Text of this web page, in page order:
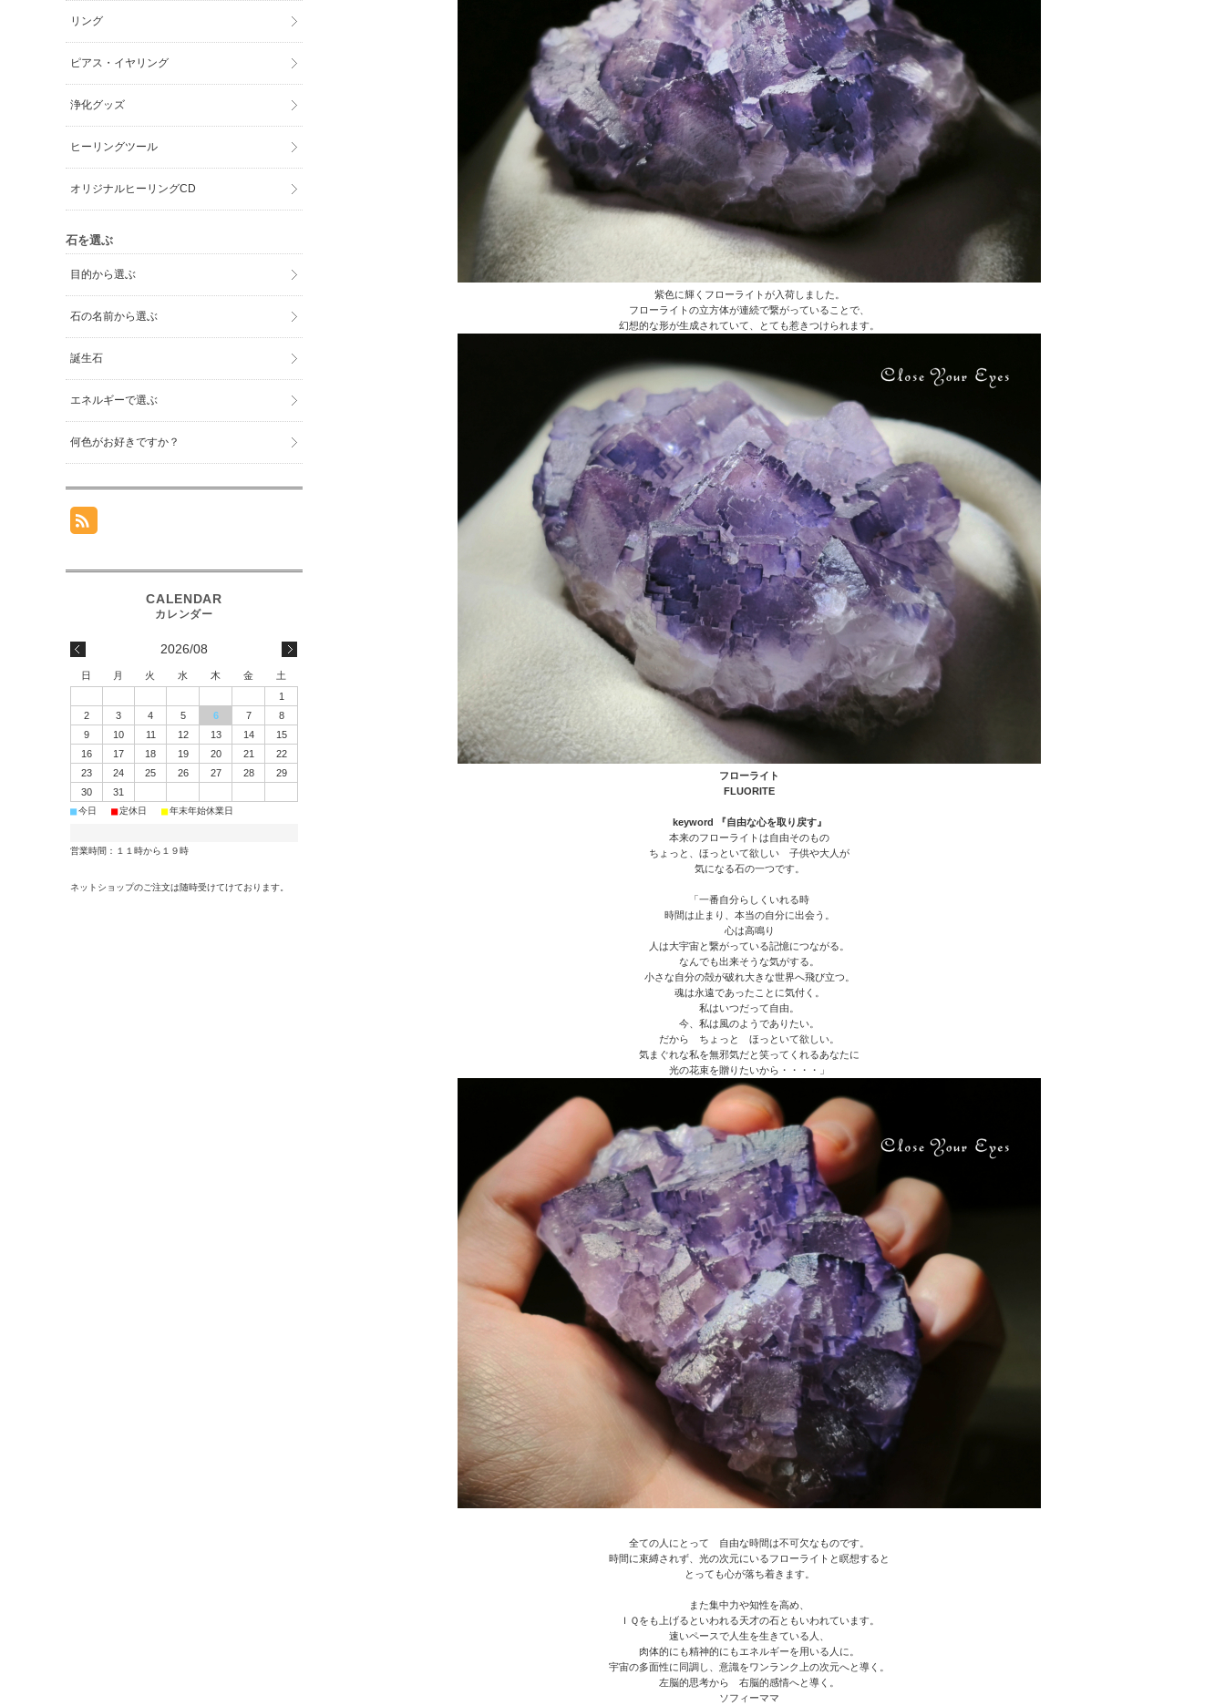
紫色に輝くフローライトが入荷しました。
フローライトの立方体が連続で繋がっていることで、
幻想的な形が生成されていて、とても惹きつけられます。
フローライト
FLUORITE
keyword 『自由な心を取り戻す』
本来のフローライトは自由そのもの
ちょっと、ほっといて欲しい 子供や大人が
気になる石の一つです。
「一番自分らしくいれる時
時間は止まり、本当の自分に出会う。
心は高鳴り
人は大宇宙と繋がっている記憶につながる。
なんでも出来そうな気がする。
小さな自分の殻が破れ大きな世界へ飛び立つ。
魂は永遠であったことに気付く。
私はいつだって自由。
今、私は風のようでありたい。
だから ちょっと ほっといて欲しい。
気まぐれな私を無邪気だと笑ってくれるあなたに
光の花束を贈りたいから・・・・」
全ての人にとって 自由な時間は不可欠なものです。
時間に束縛されず、光の次元にいるフローライトと瞑想すると
とっても心が落ち着きます。
また集中力や知性を高め、
ＩＱをも上げるといわれる天才の石ともいわれています。
速いペースで人生を生きている人、
肉体的にも精神的にもエネルギーを用いる人に。
宇宙の多面性に同調し、意識をワンランク上の次元へと導く。
左脳的思考から 右脳的感情へと導く。
ソフィーママ
リング
ピアス・イヤリング
浄化グッズ
ヒーリングツール
オリジナルヒーリングCD
石を選ぶ
目的から選ぶ
石の名前から選ぶ
誕生石
エネルギーで選ぶ
何色がお好きですか？
2026/08
日 月 火 水 木 金
土
1
2
3 4 5 6 7
8
9
10 11 12 13 14
15
16
17 18 19 20 21
22
23
24 25 26 27 28
29
30
31
■今日 ■定休日 ■年末年始休業日
営業時間：１１時から１９時
ネットショップのご注文は随時受けてけております。